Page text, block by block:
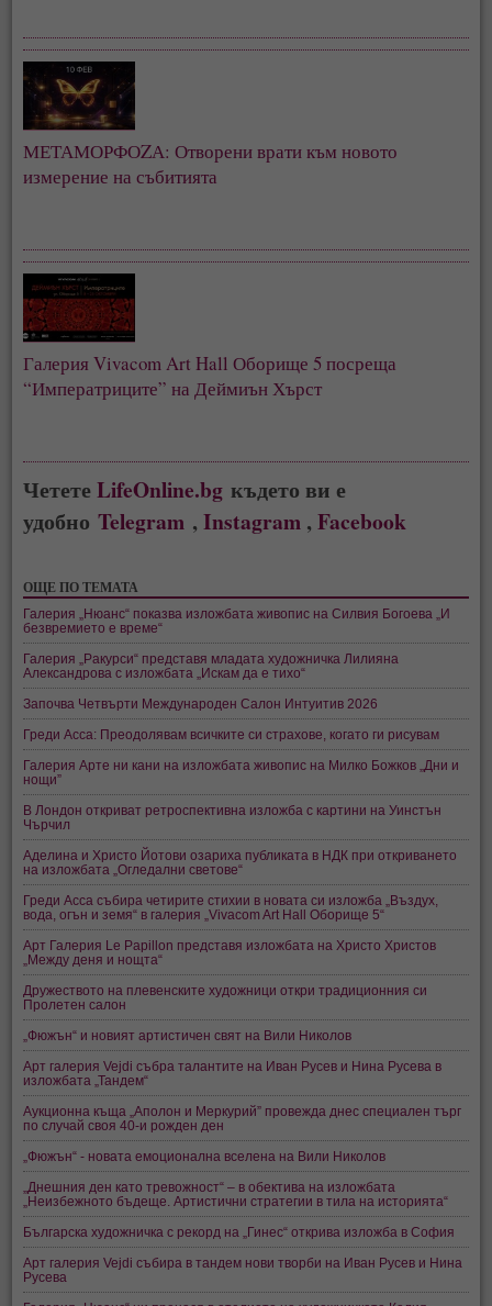
МЕТАМОРФОZА: Отворени врати към новото
измерение на събитията
Галерия Vivacom Art Hall Оборище 5 посреща
“Императриците” на Деймиън Хърст
ЧететеLifeOnline.bg където ви е
удобноTelegram ,Instagram ,Facebook
ОЩЕ ПО ТЕМАТА
Галерия „Нюанс“ показва изложбата живопис на Силвия Богоева „И
безвремието е време“
Галерия „Ракурси“ представя младата художничка Лилияна
Александрова с изложбата „Искам да е тихо“
Започва Четвърти Международен Салон Интуитив 2026
Греди Асса: Преодолявам всичките си страхове, когато ги рисувам
Галерия Арте ни кани на изложбата живопис на Милко Божков „Дни и
нощи”
В Лондон откриват ретроспективна изложба с картини на Уинстън
Чърчил
Аделина и Христо Йотови озариха публиката в НДК при откриването
на изложбата „Огледални светове“
Греди Асса събира четирите стихии в новата си изложба „Въздух,
вода, огън и земя“ в галерия „Vivacom Art Hall Оборище 5“
Арт Галерия Le Papillon представя изложбата на Христо Христов
„Между деня и нощта“
Дружеството на плевенските художници откри традиционния си
Пролетен салон
„Фюжън“ и новият артистичен свят на Вили Николов
Арт галерия Vejdi събра талантите на Иван Русев и Нина Русева в
изложбата „Тандем“
Аукционна къща „Аполон и Меркурий” провежда днес специален търг
по случай своя 40-и рожден ден
„Фюжън“ - новата емоционална вселена на Вили Николов
„Днешния ден като тревожност“ – в обектива на изложбата
„Неизбежното бъдеще. Артистични стратегии в тила на историята“
Българска художничка с рекорд на „Гинес“ открива изложба в София
Арт галерия Vejdi събира в тандем нови творби на Иван Русев и Нина
Русева